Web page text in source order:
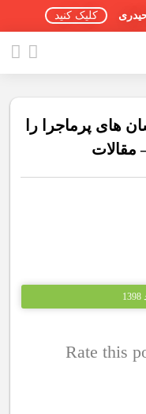
کلیک کنید
های پرماجرا را
مقالات
Rate this